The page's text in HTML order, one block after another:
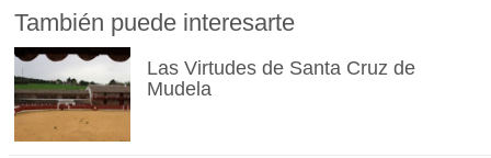
También puede interesarte
Las Virtudes de Santa Cruz de
Mudela